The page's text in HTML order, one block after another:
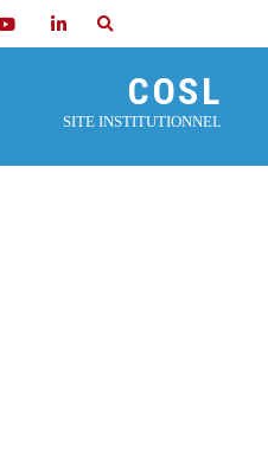
COSL
SITE INSTITUTIONNEL